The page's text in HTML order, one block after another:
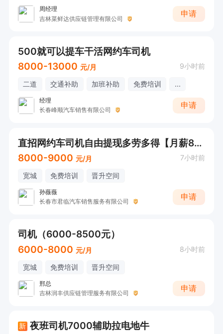
周经理
吉林菜鲜达供应链管理有限公司
申请
500就可以提车干活网约车司机
8000-13000 元/月 9小时前
二道 交通补助 加班补助 免费培训 ...
经理
长春峰顺汽车销售有限公司
申请
直招网约车司机自由提现多劳多得【月薪8000+】
8000-9000 元/月 7小时前
宽城 免费培训 晋升空间
孙薇薇
长春市君临汽车销售服务有限公司
申请
司机（6000-8500元）
6000-8000 元/月 8小时前
宽城 免费培训 晋升空间
邢总
吉林润丰供应链管理服务有限公司
申请
新 夜班司机7000辅助拉电地牛